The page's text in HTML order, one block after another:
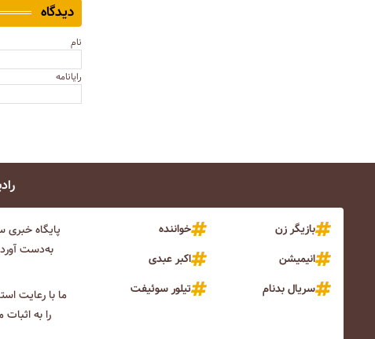
دیدگاه
نام
رایانامه
بازیگر زن
خواننده
انیمیشن
اکبر عبدی
سریال بدنام
تیلور سوئیفت
پایگاه
به‌دست
ما با رعایت
را به